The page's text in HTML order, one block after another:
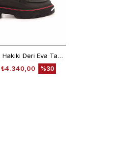
Rouge Kadın Hakiki Deri Eva Taban Siyah Günlük Ayakkabı
₺4.340,00
%30